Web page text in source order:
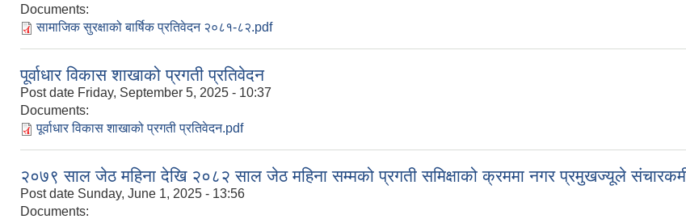
Documents:
सामाजिक सुरक्षाको बार्षिक प्रतिवेदन २०८१-८२.pdf
पूर्वाधार विकास शाखाको प्रगती प्रतिवेदन
Post date Friday, September 5, 2025 - 10:37
Documents:
पूर्वाधार विकास शाखाको प्रगती प्रतिवेदन.pdf
२०७९ साल जेठ महिना देखि २०८२ साल जेठ महिना सम्मको प्रगती समिक्षाको क्रममा नगर प्रमुखज्यूले
Post date Sunday, June 1, 2025 - 13:56
Documents: